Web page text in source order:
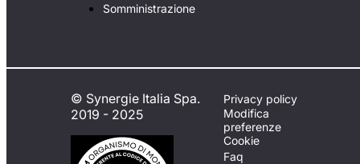
Somministrazione
© Synergie Italia Spa.
2019 - 2025
Privacy policy
Modifica
preferenze
Cookie
Faq